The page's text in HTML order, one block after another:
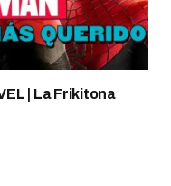
| La Frikitona